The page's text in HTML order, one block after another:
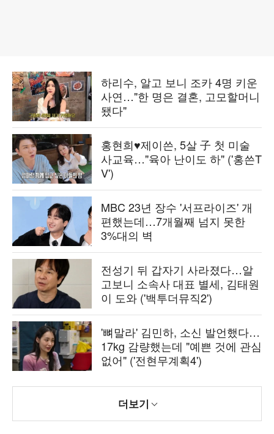
하리수, 알고 보니 조카 4명 키운
사연…"한 명은 결혼, 고모할머니
됐다"
홍현희♥제이쓴, 5살 子 첫 미술
사교육…"육아 난이도 하" ('홍쓴T
V')
MBC 23년 장수 '서프라이즈' 개
편했는데…7개월째 넘지 못한
3%대의 벽
전성기 뒤 갑자기 사라졌다…알
고보니 소속사 대표 별세, 김태원
이 도와 ('백투더뮤직2')
'뼈말라' 김민하, 소신 발언했다…
17kg 감량했는데 "예쁜 것에 관심
없어" ('전현무계획4')
더보기